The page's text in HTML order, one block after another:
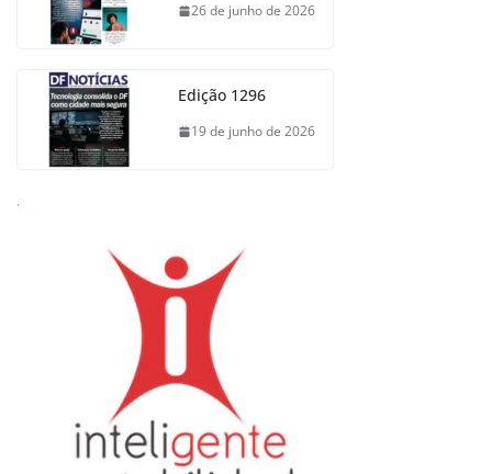
26 de junho de 2026
Edição 1296
19 de junho de 2026